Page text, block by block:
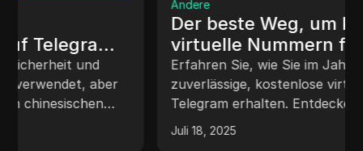
Der beste Weg, um kostenlose
virtuelle Nummern für die
Telegrammverifizierung 2025 zu
erhalten
Erfahren Sie, wie Sie im Jahr 2025 eine
zuverlässige, kostenlose virtuelle Nummer für
Telegram erhalten. Entdecken Sie einfache
Schritte, die besten Anbieter und clevere
Tipps, um Ihr echtes Telefon privat zu halten.